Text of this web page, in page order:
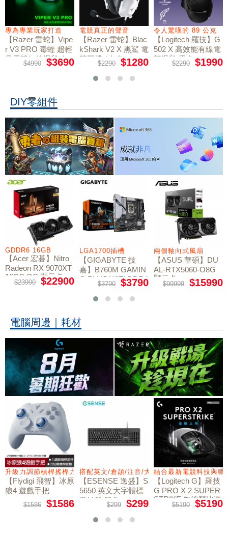
專為專業玩家打造
【Razer 雷蛇】Vipe
r V3 PRO 毒蝰 超輕
量電競無線滑鼠 白
$4990 $3690
電競真正的聲音
【Razer 雷蛇】Blac
kShark V2 X 黑鯊 電
競耳機 / 白色
$2290 $1280
令人驚嘆的 89 公克
【Logitech 羅技】G
502 X 高效能有線電
競滑鼠 黑色
$2290 $1990
DIY零組件
GDDR6 16GB
【Acer 宏碁】Nitro
Radeon RX 9070XT
16GB OC 顯示卡
$23900 $22900
LGA1700插槽
【GIGABYTE 技
嘉】B760M GAMIN
G PLUS WIFI DDR4
主機板$3790 $3790
兩個軸向式風扇
【ASUS 華碩】DU
AL-RTX5060-O8G
顯示卡
$99999 $15990
電腦周邊｜耗材
墊
升級力調節槓桿搖桿力切換扳機
【Flydigi 飛智】冰原
狼4 遊戲手把
$1586 $1586
搭配英文/倉頡/注音/大易
【ESENSE 逸盛】S
5650 英文大字體標
準鍵盤 黑色
$299 $299
結合最新電競科技與
【Logitech G】羅技
G PRO X 2 SUPER
STRIKE 無線類比遊
戲滑鼠$5190 $5190